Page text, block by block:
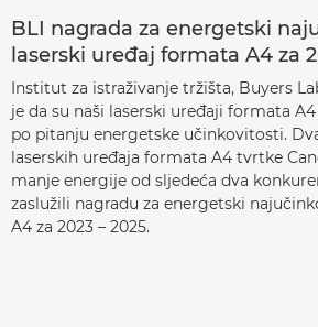
BLI nagrada za energetski
laserski uređaj formata A4 za
Institut za istraživanje tržišta, Buyers
je da su naši laserski uređaji formata
po pitanju energetske učinkovitosti.
laserskih uređaja formata A4 tvrtke
manje energije od sljedeća dva
zaslužili nagradu za energetski
A4 za 2023 – 2025.